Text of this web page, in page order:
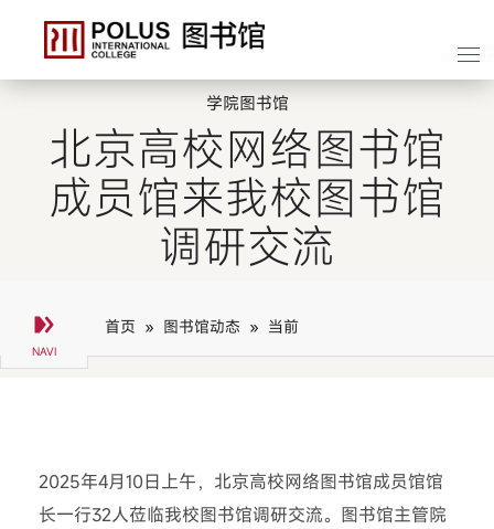
学院图书馆
北京高校网络图书馆
成员馆来我校图书馆
调研交流
首页 » 图书馆动态 » 当前
2025年4月10日上午，北京高校网络图书馆成员馆馆
长一行32人莅临我校图书馆调研交流。图书馆主管院